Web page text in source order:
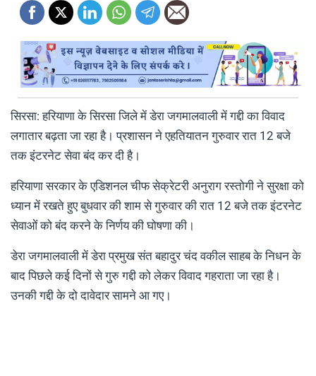
सिरसा: हरियाणा के सिरसा जिले में डेरा जगमालवाली में गद्दी का विवाद
लगातार बढ़ता जा रहा है। प्रशासन ने एहतियातन गुरुवार रात 12 बजे
तक इंटरनेट सेवा बंद कर दी है।
हरियाणा सरकार के एडिशनल चीफ सेक्रेटरी अनुराग रस्तोगी ने सुरक्षा को
ध्यान में रखते हुए बुधवार की शाम से गुरुवार की रात 12 बजे तक इंटरनेट
सेवाओं को बंद करने के निर्णय की घोषणा की।
डेरा जगमालवाली में डेरा प्रमुख संत बहादुर चंद वकील साहब के निधन के
बाद पिछले कई दिनों से गुरु गद्दी को लेकर विवाद गहराता जा रहा है।
उनकी गद्दी के दो दावेदार सामने आ गए।